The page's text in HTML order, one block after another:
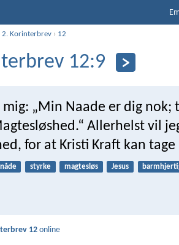
2. Korinterbrev › 12
12:9
mig: „Min Naade er dig nok;
Allerhelst vil
for at Kristi Kraft kan tage
nåde styrke magtesløs Jesus
12 online